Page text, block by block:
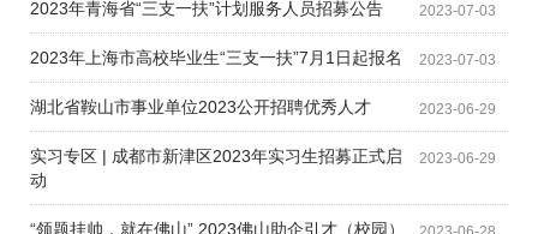
2023-07-03
2023年青海省“三支一扶”计划服务人员招募公告
2023-07-03
2023年上海市高校毕业生“三支一扶”7月1日起报名
2023-06-29
湖北省鞍山市事业单位2023公开招聘优秀人才
2023-06-29
实习专区 | 成都市新津区2023年实习生招募正式启
动
“领题挂帅，就在佛山” 2023佛山助企引才（校园）